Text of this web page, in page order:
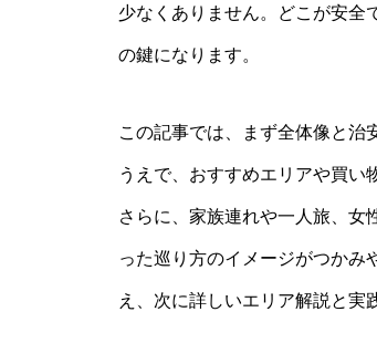
少なくありません。どこが安全
の鍵になります。
この記事では、まず全体像と治
うえで、おすすめエリアや買い
さらに、家族連れや一人旅、女
った巡り方のイメージがつかみ
え、次に詳しいエリア解説と実